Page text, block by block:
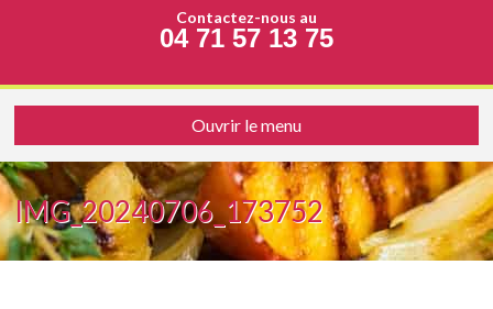
Contactez-nous au
04 71 57 13 75
Ouvrir le menu
IMG_20240706_173752